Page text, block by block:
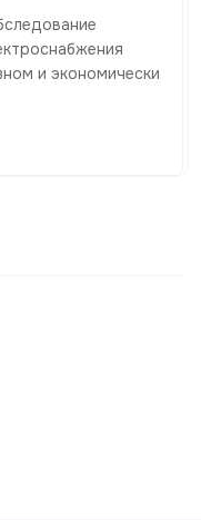
и экономически